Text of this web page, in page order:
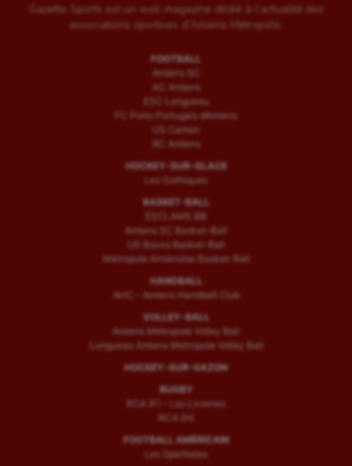
Gazette Sports est un web magazine dédié à l'actualité des
associations sportives d'Amiens Métropole.
FOOTBALL
Amiens SC
AC Amiens
ESC Longueau
FC Porto Portugais d’Amiens
US Camon
RC Amiens
HOCKEY-SUR-GLACE
Les Gothiques
BASKET-BALL
ESCLAMS BB
Amiens SC Basket-Ball
US Boves Basket-Ball
Métropole Amiénoise Basket-Ball
HANDBALL
AHC – Amiens Handball Club
VOLLEY-BALL
Amiens Métropole Volley Ball
Longueau Amiens Metropole Volley Ball
HOCKEY-SUR-GAZON
RUGBY
RCA (F) – Les Licornes
RCA (H)
FOOTBALL AMÉRICAIN
Les Spartiates